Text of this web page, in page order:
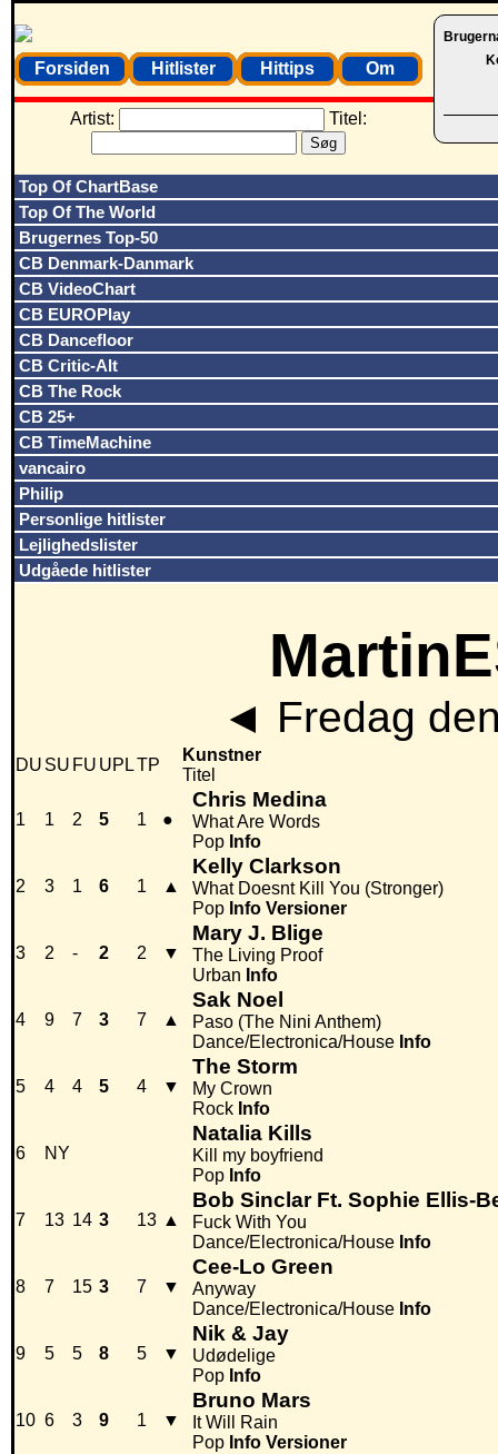
Forsiden Hitlister Hittips Om
Artist: Titel:
Top Of ChartBase
Top Of The World
Brugernes Top-50
CB Denmark-Danmark
CB VideoChart
CB EUROPlay
CB Dancefloor
CB Critic-Alt
CB The Rock
CB 25+
CB TimeMachine
vancairo
Philip
Personlige hitlister
Lejlighedslister
Udgåede hitlister
◄ Fredag
DU SU FU UPLTP
Kunstner
Titel
1 1 2 5 1 ●
Chris Medina
What Are Words
Pop Info
2 3 1 6 1 ▲
Kelly Clarkson
What Doesnt Kill You (Stronger)
Pop Info Versioner
3 2 - 2 2 ▼
Mary J. Blige
The Living Proof
Urban Info
4 9 7 3 7 ▲
Sak Noel
Paso (The Nini Anthem)
Dance/Electronica/House Info
5 4 4 5 4 ▼
The Storm
My Crown
Rock Info
6 NY
Natalia Kills
Kill my boyfriend
Pop Info
7 13 14 3 13 ▲
Bob Sinclar Ft. Sophie Ellis-
Fuck With You
Dance/Electronica/House Info
8 7 15 3 7 ▼
Cee-Lo Green
Anyway
Dance/Electronica/House Info
9 5 5 8 5 ▼
Nik & Jay
Udødelige
Pop Info
10 6 3 9 1 ▼
Bruno Mars
It Will Rain
Pop Info Versioner